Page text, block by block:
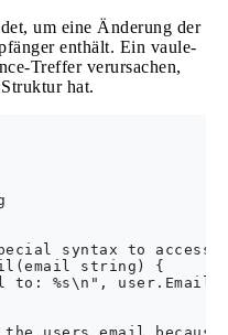
um eine Änderung der
enthält. Ein vaule-
Treffer verursachen,
hat.
syntax to
string) {
to: %s\n", user.Email)